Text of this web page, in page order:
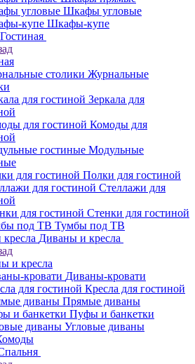
Шкафы угловые
Шкафы-купе
Гостиная
Журнальные
Зеркала для
Комоды для
Модульные
Полки для гостиной
Стеллажи для
Стенки для гостиной
Тумбы под ТВ
Диваны и кресла
и кресла
Диваны-кровати
Кресла для гостиной
Прямые диваны
Пуфы и банкетки
Угловые диваны